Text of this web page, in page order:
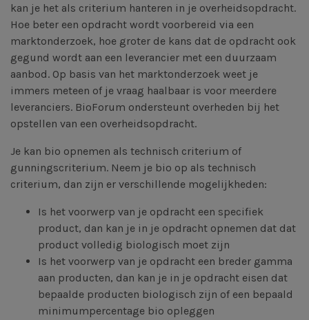
kan je het als criterium hanteren in je overheidsopdracht.
Hoe beter een opdracht wordt voorbereid via een
marktonderzoek, hoe groter de kans dat de opdracht ook
gegund wordt aan een leverancier met een duurzaam
aanbod. Op basis van het marktonderzoek weet je
immers meteen of je vraag haalbaar is voor meerdere
leveranciers. BioForum ondersteunt overheden bij het
opstellen van een overheidsopdracht.
Je kan bio opnemen als technisch criterium of
gunningscriterium. Neem je bio op als technisch
criterium, dan zijn er verschillende mogelijkheden:
Is het voorwerp van je opdracht een specifiek
product, dan kan je in je opdracht opnemen dat dat
product volledig biologisch moet zijn
Is het voorwerp van je opdracht een breder gamma
aan producten, dan kan je in je opdracht eisen dat
bepaalde producten biologisch zijn of een bepaald
minimumpercentage bio opleggen